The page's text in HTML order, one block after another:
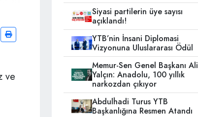
ve
Siyasi partilerin üye sayısı
açıklandı!
YTB’nin İnsani Diplomasi
Vizyonuna Uluslararası Ödül
Memur-Sen Genel Başkanı Ali
Yalçın: Anadolu, 100 yıllık
narkozdan çıkıyor
Abdulhadi Turus YTB
Başkanlığına Resmen Atandı